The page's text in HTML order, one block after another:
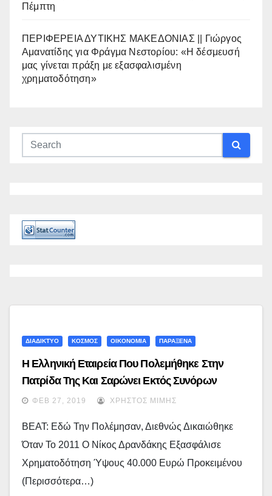
Πέμπτη
ΠΕΡΙΦΕΡΕΙΑ ΔΥΤΙΚΗΣ ΜΑΚΕΔΟΝΙΑΣ || Γιώργος
Αμανατίδης για Φράγμα Νεστορίου: «Η δέσμευσή
μας γίνεται πράξη με εξασφαλισμένη
χρηματοδότηση»
ΔΙΑΔΙΚΤΥΟ ΚΟΣΜΟΣ ΟΙΚΟΝΟΜΙΑ ΠΑΡΑΞΕΝΑ
Η Ελληνική Εταιρεία Που Πολεμήθηκε Στην
Πατρίδα Της Και Σαρώνει Εκτός Συνόρων
ΦΕΒ 27, 2019 ΧΡΉΣΤΟΣ ΜΊΜΗΣ
BEAT: Εδώ Την Πολέμησαν, Διεθνώς Δικαιώθηκε
Όταν Το 2011 Ο Νίκος Δρανδάκης Εξασφάλισε
Χρηματοδότηση Ύψους 40.000 Ευρώ Προκειμένου
(περισσότερα…)